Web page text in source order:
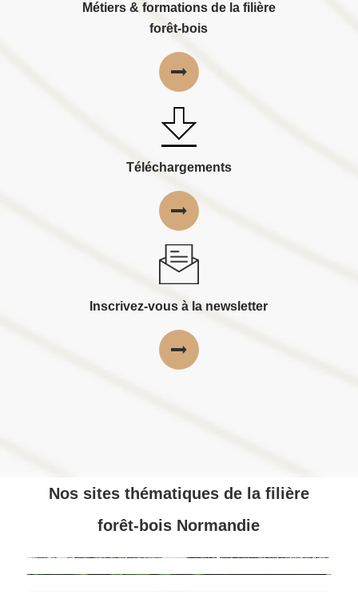
Métiers & formations de la filière
forêt-bois
Téléchargements
Inscrivez-vous à la newsletter
Nos sites thématiques de la filière
forêt-bois Normandie